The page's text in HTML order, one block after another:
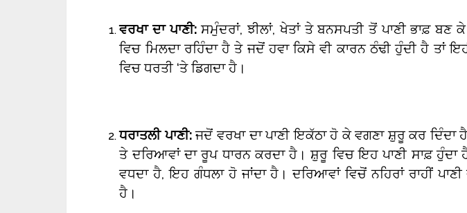
ਵਰਖਾ ਦਾ ਪਾਣੀ:ਸਮੁੰਦਰਾਂ, ਝੀਲਾਂ, ਖੇਤਾਂ ਤੇ ਬਨਸਪਤੀ ਤੋਂ ਪਾਣੀ ਭਾਫ਼ ਬਣ
ਵਿਚ ਮਿਲਦਾ ਰਹਿੰਦਾ ਹੈ ਤੇ ਜਦੋਂ ਹਵਾ ਕਿਸੇ ਵੀ ਕਾਰਨ ਠੰਢੀ ਹੁੰਦੀ ਹੈ ਤਾਂ
ਵਿਚ ਧਰਤੀ ‘ਤੇ ਡਿਗਦਾ ਹੈ।
ਧਰਾਤਲੀ ਪਾਣੀ:ਜਦੋਂ ਵਰਖਾ ਦਾ ਪਾਣੀ ਇਕੱਠਾ ਹੋ ਕੇ ਵਗਣਾ ਸ਼ੁਰੂ ਕਰ ਦਿੰਦਾ
ਤੇ ਦਰਿਆਵਾਂ ਦਾ ਰੂਪ ਧਾਰਨ ਕਰਦਾ ਹੈ। ਸ਼ੁਰੂ ਵਿਚ ਇਹ ਪਾਣੀ ਸਾਫ਼
ਵਧਦਾ ਹੈ, ਇਹ ਗੰਧਲਾ ਹੋ ਜਾਂਦਾ ਹੈ। ਦਰਿਆਵਾਂ ਵਿਚੋਂ ਨਹਿਰਾਂ ਰਾਹੀਂ ਪਾਣੀ
ਹੈ।